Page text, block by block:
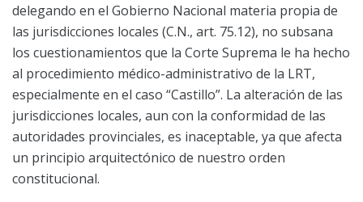
delegando en el Gobierno Nacional materia propia de
las jurisdicciones locales (C.N., art. 75.12), no subsana
los cuestionamientos que la Corte Suprema le ha hecho
al procedimiento médico-administrativo de la LRT,
especialmente en el caso “Castillo”. La alteración de las
jurisdicciones locales, aun con la conformidad de las
autoridades provinciales, es inaceptable, ya que afecta
un principio arquitectónico de nuestro orden
constitucional.